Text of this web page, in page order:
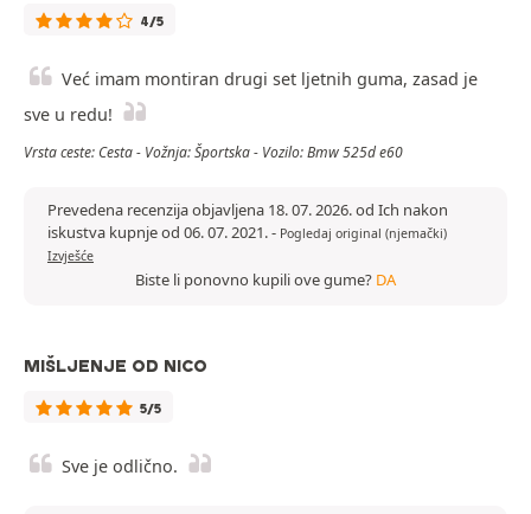
4/5
Već imam montiran drugi set ljetnih guma, zasad je
sve u redu!
Vrsta ceste: Cesta - Vožnja: Športska - Vozilo: Bmw 525d e60
Prevedena recenzija objavljena 18. 07. 2026. od Ich nakon
iskustva kupnje od 06. 07. 2021.- Pogledaj original (njemački)
Izvješće
Biste li ponovno kupili ove gume? DA
MIŠLJENJE OD NICO
5/5
Sve je odlično.